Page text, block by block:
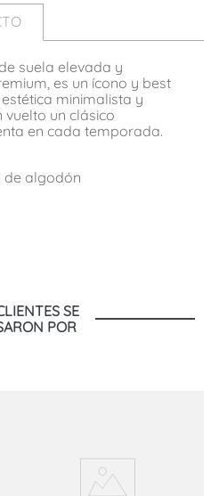
suela elevada y
es un ícono y best
minimalista y
un clásico
en cada temporada.
de algodón
SE
POR